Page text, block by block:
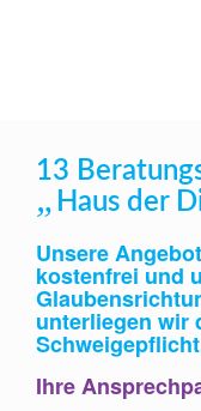
13
„ Haus der
Unsere
kostenfrei und
unterliegen wir
Ihre